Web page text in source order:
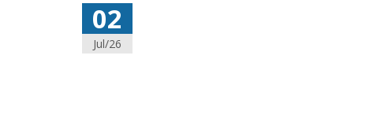
02
Jul/26